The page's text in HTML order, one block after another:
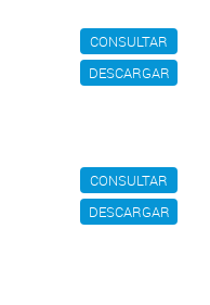
CONSULTAR
DESCARGAR
CONSULTAR
DESCARGAR